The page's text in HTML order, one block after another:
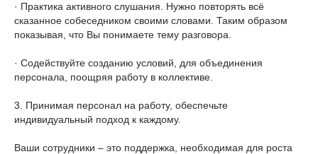
· Практика активного слушания. Нужно повторять всё
сказанное собеседником своими словами. Таким образом
показывая, что Вы понимаете тему разговора.
· Содействуйте созданию условий, для объединения
персонала, поощряя работу в коллективе.
3. Принимая персонал на работу, обеспечьте
индивидуальный подход к каждому.
Ваши сотрудники – это поддержка, необходимая для роста